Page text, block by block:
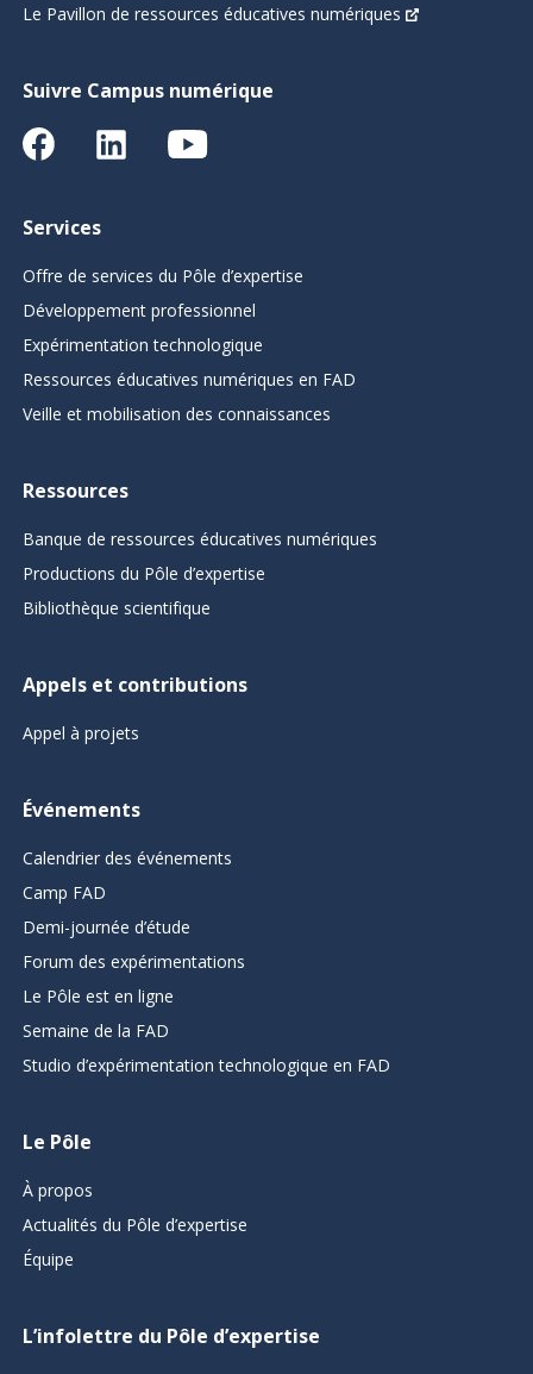
Le Pavillon de ressources éducatives numériques
Suivre Campus numérique
Services
Offre de services du Pôle d’expertise
Développement professionnel
Expérimentation technologique
Ressources éducatives numériques en FAD
Veille et mobilisation des connaissances
Ressources
Banque de ressources éducatives numériques
Productions du Pôle d’expertise
Bibliothèque scientifique
Appels et contributions
Appel à projets
Événements
Calendrier des événements
Camp FAD
Demi-journée d’étude
Forum des expérimentations
Le Pôle est en ligne
Semaine de la FAD
Studio d’expérimentation technologique en FAD
Le Pôle
À propos
Actualités du Pôle d’expertise
Équipe
L’infolettre du Pôle d’expertise